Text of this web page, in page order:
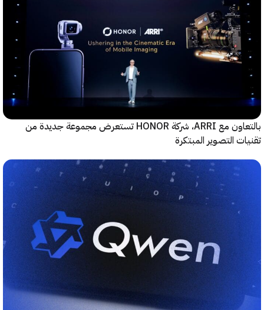
بالتعاون مع ARRI، شركة HONOR تستعرض مجموعة جديدة من
التصوير المبتكرة